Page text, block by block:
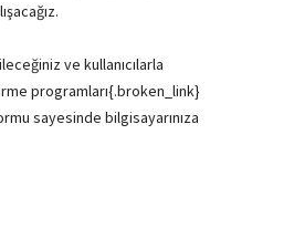
ve kullanıcılarla
programları{.broken_link}
sayesinde bilgisayarınıza